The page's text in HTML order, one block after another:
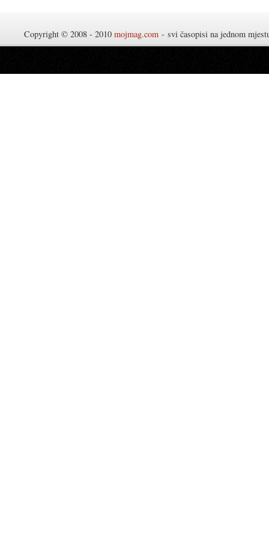
Copyright © 2008 - 2010 mojmag.com - svi časopisi na jednom